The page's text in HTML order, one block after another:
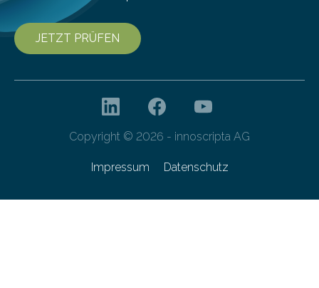
JETZT PRÜFEN
Copyright © 2026 - innoscripta AG
Impressum Datenschutz